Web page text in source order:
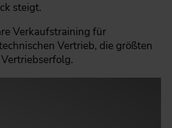
steigt.
Verkaufstraining für
Vertrieb, die größten